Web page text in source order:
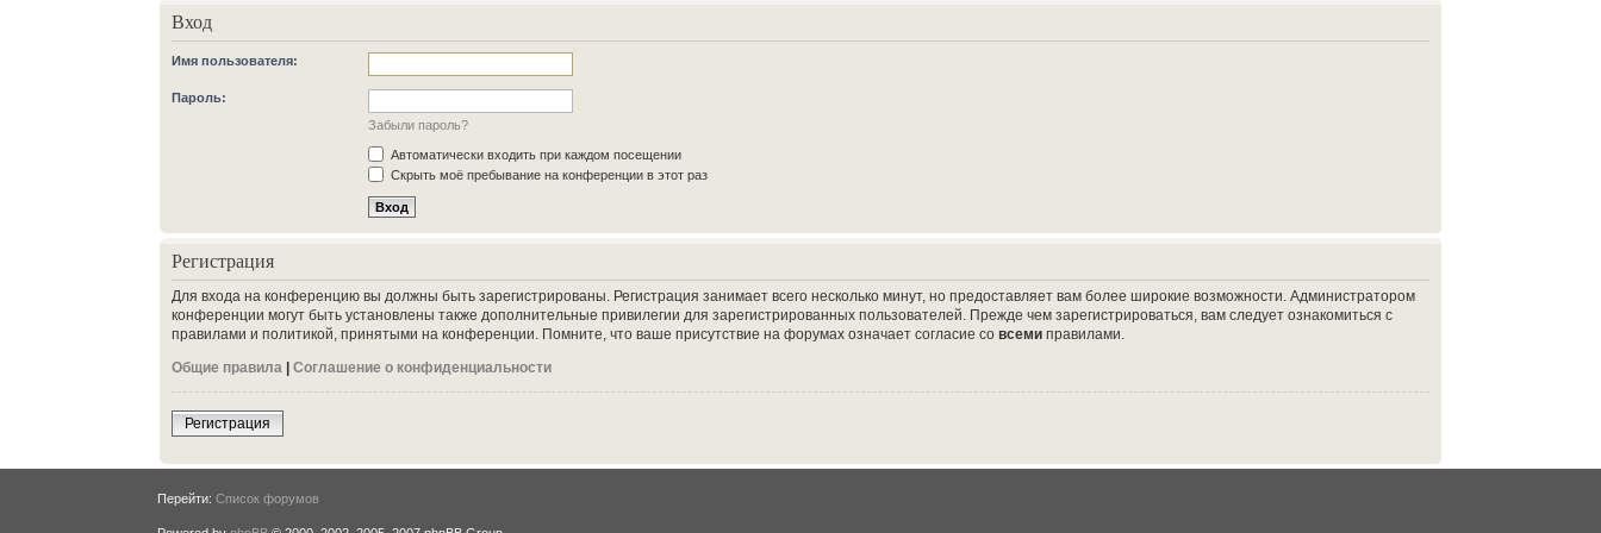
Вход
Имя пользователя:
Пароль:
Забыли пароль?
Автоматически входить при каждом посещении
Скрыть моё пребывание на конференции в этот раз
Регистрация
Для входа на конференцию вы должны быть зарегистрированы. Регистрация занимает всего несколько минут, но предоставляет вам более широкие возможности. Администратором
конференции могут быть установлены также дополнительные привилегии для зарегистрированных пользователей. Прежде чем зарегистрироваться, вам следует ознакомиться с
правилами и политикой, принятыми на конференции. Помните, что ваше присутствие на форумах означает согласие совсеми правилами.
Общие правила |Соглашение о конфиденциальности
Регистрация
Перейти: Список форумов